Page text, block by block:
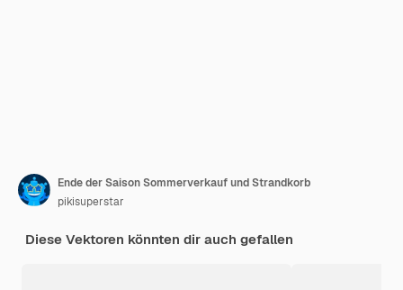
Ende der Saison Sommerverkauf und Strandkorb
pikisuperstar
Diese Vektoren könnten dir auch gefallen